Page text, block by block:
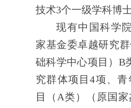
技术3个一级学科博
现有中国科学
家基金委卓越研究
础科学中心项目） B
究群体项目4项、青
目（A类）（原国